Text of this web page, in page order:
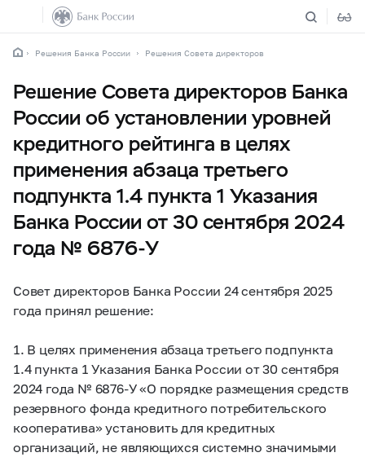
Решения Банка России Решения Совета директоров
Решение Совета директоров Банка
России об установлении уровней
кредитного рейтинга в целях
применения абзаца третьего
подпункта 1.4 пункта 1 Указания
Банка России от 30 сентября 2024
года № 6876-У
Совет директоров Банка России 24 сентября 2025
года принял решение:
1. В целях применения абзаца третьего подпункта
1.4 пункта 1 Указания Банка России от 30 сентября
2024 года № 6876-У«О порядке размещения средств
резервного фонда кредитного потребительского
кооператива» установить для кредитных
организаций, не являющихся системно значимыми